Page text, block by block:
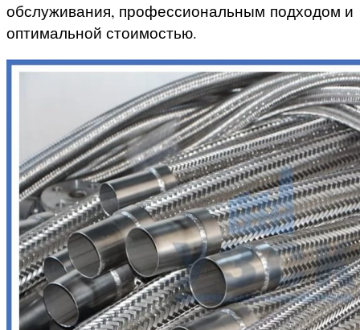
обслуживания, профессиональным подходом и
оптимальной стоимостью.